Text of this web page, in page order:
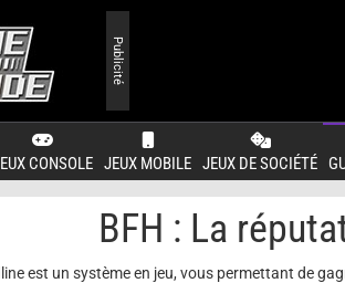
CONSOLE JEUX MOBILE JEUX DE SOCIÉTÉ
Publicité
BFH : La
est un système en jeu, vous permettant de